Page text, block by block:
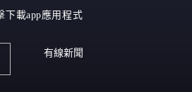
下載app應用程式
有線新聞